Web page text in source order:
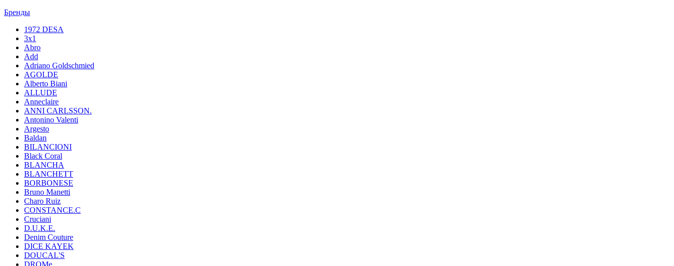
Бренды
1972 DESA
3x1
Abro
Add
Adriano Goldschmied
AGOLDE
Alberto Biani
ALLUDE
Anneclaire
ANNI CARLSSON.
Antonino Valenti
Argesto
Baldan
BILANCIONI
Black Coral
BLANCHA
BLANCHETT
BORBONESE
Bruno Manetti
Charo Ruiz
CONSTANCE.C
Cruciani
D.U.K.E.
Denim Couture
DICE KAYEK
DOUCAL'S
DROMe